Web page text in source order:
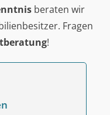
beraten wir
Fragen
!